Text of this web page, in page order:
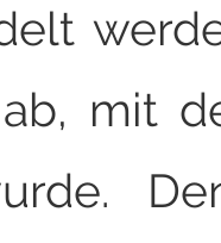
mit